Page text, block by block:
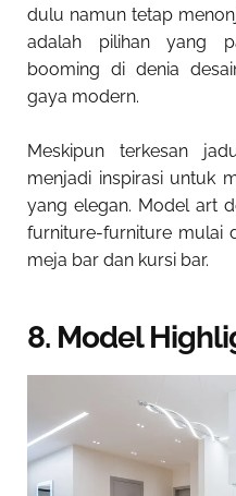
dulu namun tetap
adalah pilihan yang
booming di denia
gaya modern.
Meskipun terkesan
menjadi inspirasi untuk
yang elegan. Model art
furniture-furniture mulai
meja bar dan kursi bar.
8. Model